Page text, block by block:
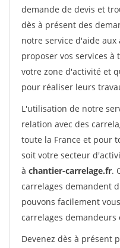
demande de devis et
dès à présent des
notre service d'aide
proposer vos services à
votre zone d'activité et
pour réaliser leurs
L'utilisation de notre
relation avec des
toute la France et pour
soit votre secteur
à chantier-carrelage.fr.
carrelages demandent
pouvons facilement
carrelages
Devenez dès à présent